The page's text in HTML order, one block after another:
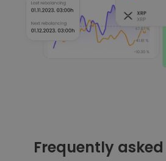
Frequently